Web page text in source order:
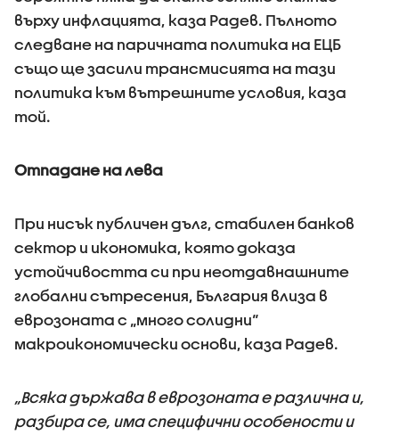
върху инфлацията, каза Радев. Пълното
следване на паричната политика на ЕЦБ
също ще засили трансмисията на тази
политика към вътрешните условия, каза
той.
Отпадане на лева
При нисък публичен дълг, стабилен банков
сектор и икономика, която доказа
устойчивостта си при неотдавнашните
глобални сътресения, България влиза в
еврозоната с „много солидни“
макроикономически основи, каза Радев.
„Всяка държава в еврозоната е различна и,
разбира се, има специфични особености и